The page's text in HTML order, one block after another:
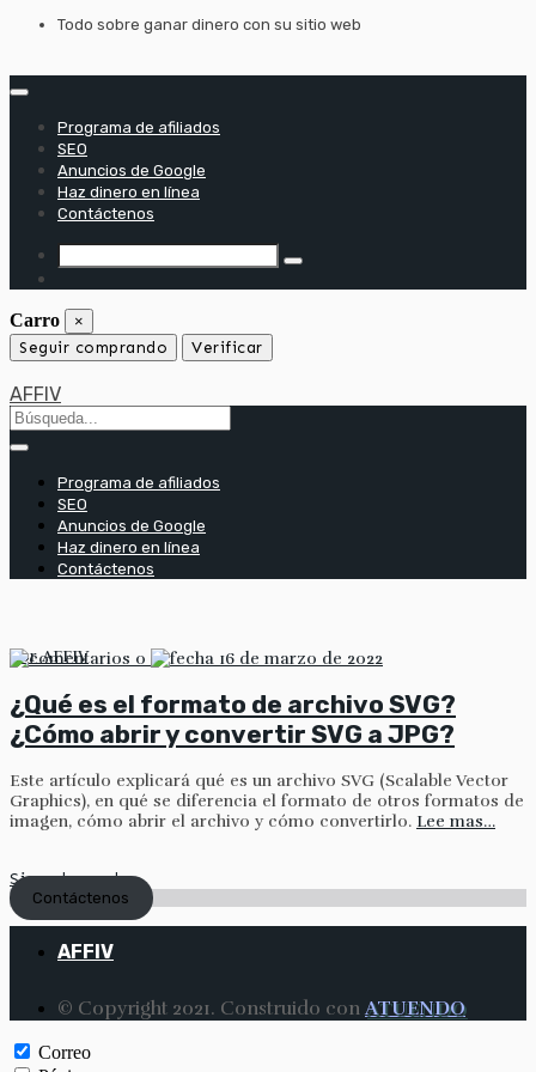
saltar
Todo sobre ganar dinero con su sitio web
Programa de afiliados
SEO
Anuncios de Google
Haz dinero en línea
Contáctenos
Carro ×
Seguir comprando Verificar
AFFIV
Programa de afiliados
SEO
Anuncios de Google
Haz dinero en línea
Contáctenos
por AFFIV 0 16 de marzo de 2022
¿Qué es el formato de archivo SVG?
¿Cómo abrir y convertir SVG a JPG?
Este artículo explicará qué es un archivo SVG (Scalable Vector
Graphics), en qué se diferencia el formato de otros formatos de
imagen, cómo abrir el archivo y cómo convertirlo. Lee mas…
Sigue leyendo
Contáctenos
AFFIV
© Copyright 2021. Construido con ATUENDO
Correo